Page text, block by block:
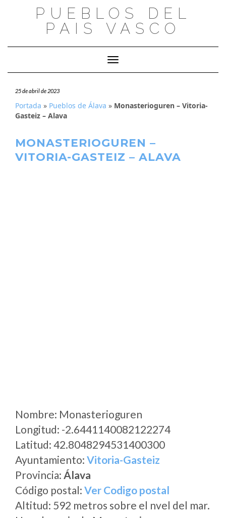
PUEBLOS DEL
PAIS VASCO
Cambiar modo de navegación
25 de abril de 2023
Portada » Pueblos de Álava » Monasterioguren – Vitoria-
Gasteiz – Alava
MONASTERIOGUREN –
VITORIA-GASTEIZ – ALAVA
Nombre: Monasterioguren
Longitud: -2.6441140082122274
Latitud: 42.8048294531400300
Ayuntamiento: Vitoria-Gasteiz
Provincia: Álava
Código postal: Ver Codigo postal
Altitud: 592 metros sobre el nvel del mar.